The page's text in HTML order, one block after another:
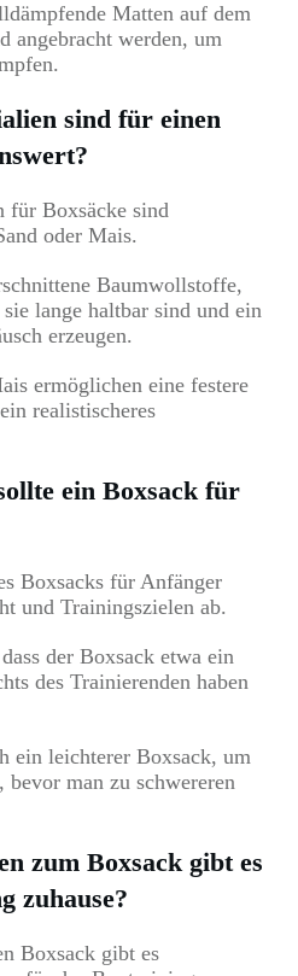
Matten auf dem
angebracht werden, um
sind für einen
für Boxsäcke sind
oder Mais.
Baumwollstoffe,
lange haltbar sind und ein
erzeugen.
ermöglichen eine festere
realistischeres
ein Boxsack für
Boxsacks für Anfänger
und Trainingszielen ab.
der Boxsack etwa ein
des Trainierenden haben
ein leichterer Boxsack, um
man zu schwereren
zum Boxsack gibt es
zuhause?
Boxsack gibt es